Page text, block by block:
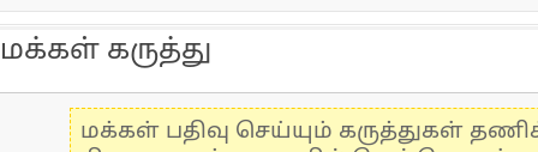
மக்கள் கருத்து
மக்கள் பதிவு செய்யும் கருத்துகள்